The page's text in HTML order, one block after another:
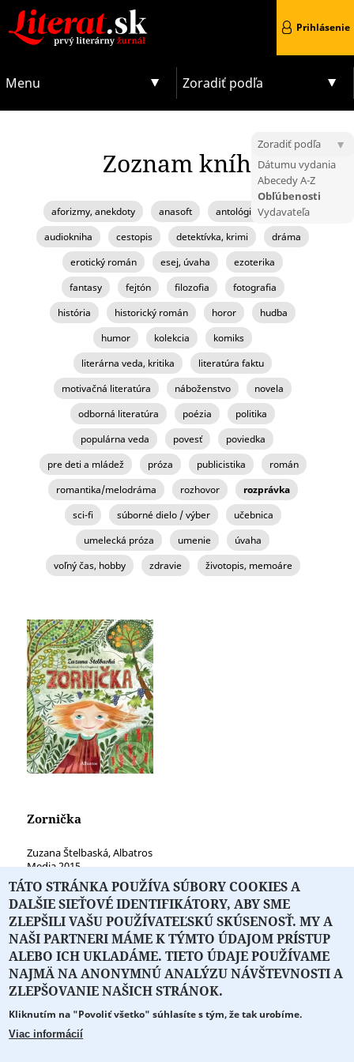
Menu Zoradiť podľa
Prihlásenie
Zoznam kníh
aforizmy, anekdoty anasoft
antológia, zborník
audiokniha
cestopis detektívka, krimi
dráma
erotický román
esej, úvaha
ezoterika
fantasy
fejtón filozofia
fotografia
história
historický román horor
hudba
humor
kolekcia
komiks
literárna veda, kritika
literatúra faktu
motivačná literatúra
náboženstvo
novela
odborná literatúra
poézia
politika
populárna veda
povesť
poviedka
pre deti a mládež
próza publicistika
román
romantika/melodráma
rozhovor
rozprávka
sci-fi
súborné dielo / výber
učebnica
umelecká próza
umenie
úvaha
voľný čas, hobby
zdravie životopis, memoáre
Zoradiť podľa
Dátumu vydania
Abecedy A-Z
Obľúbenosti
Vydavateľa
Zornička
Zuzana Štelbaská, Albatros
Media 2015
O PORTÁLI O DRUŽSTVE SPONZORI KONTAKT
Projekt z verejných fondov podporil
TÁTO STRÁNKA POUŽÍVA SÚBORY COOKIES A
DALŠIE SIEŤOVÉ IDENTIFIKÁTORY, ABY SME
ZLEPŠILI VAŠU POUŽÍVATEĽSKÚ SKÚSENOSŤ. MY A
NAŠI PARTNERI MÁME K TÝMTO ÚDAJOM PRÍSTUP
ALEBO ICH UKLADÁME. TIETO ÚDAJE POUŽÍVAME
NAJMÄ NA ANONYMNÚ ANALÝZU NÁVŠTEVNOSTI A
ZLEPŠOVANIE NAŠICH STRÁNOK.
Kliknutím na "Povoliť všetko" súhlasíte s tým, že tak urobíme.
Viac informácií